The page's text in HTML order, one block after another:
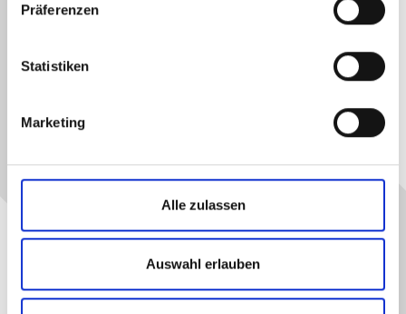
Präferenzen
Statistiken
Marketing
Alle zulassen
Auswahl erlauben
e) Zentraldeponie Hattingen, 45527 Hattingen-
Maßnahmen zur In-situ-Stabilisierung des
Deponiekörpers im Rahmen der Nationalen
Klimaschutzinitiative. Hierfür ist die
Gasfassung zu ertüchtigen und die
Anlagentechnik an das Konzept gemäß
Potenzialstudie anzupassen.
g) Mit Ausnahme von branchenüblichen
Fertigungs- und Ausführungszeichnungen sind